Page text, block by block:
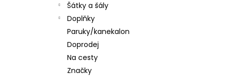
Šátky a šály
Doplňky
Paruky/kanekalon
Doprodej
Na cesty
Značky
KOŽEŠINOVÝ KLOBOUK
449 Kč